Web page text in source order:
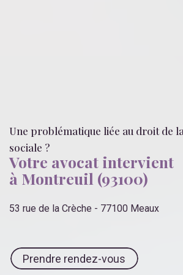
Une problématique liée au droit de
sociale ?
Votre avocat intervient
à Montreuil (93100)
53 rue de la Crèche - 77100 Meaux
Prendre rendez-vous